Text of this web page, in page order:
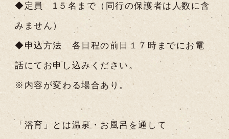
◆定員 1５名まで（同行の保護者は人数に含
みません）
◆申込方法 各日程の前日１７時までにお電
話にてお申し込みください。
※内容が変わる場合あり。
「浴育」とは温泉・お風呂を通して